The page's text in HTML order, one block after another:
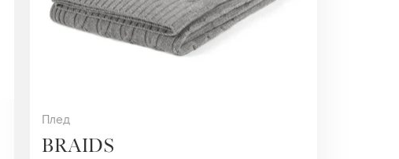
Плед
BRAIDS